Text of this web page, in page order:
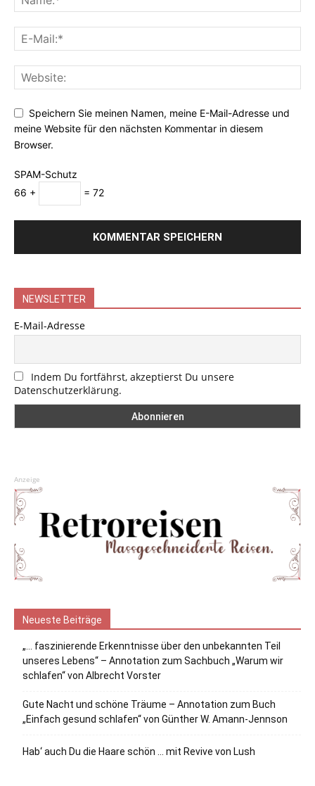
Speichern Sie meinen Namen, meine E-Mail-Adresse und
meine Website für den nächsten Kommentar in diesem
Browser.
SPAM-Schutz
66 +
= 72
NEWSLETTER
E-Mail-Adresse
Indem Du fortfährst, akzeptierst Du unsere
Datenschutzerklärung.
Anzeige
Neueste Beiträge
„… faszinierende Erkenntnisse über den unbekannten Teil
unseres Lebens“ – Annotation zum Sachbuch „Warum wir
schlafen“ von Albrecht Vorster
Gute Nacht und schöne Träume – Annotation zum Buch
„Einfach gesund schlafen“ von Günther W. Amann-Jennson
Hab‘ auch Du die Haare schön … mit Revive von Lush